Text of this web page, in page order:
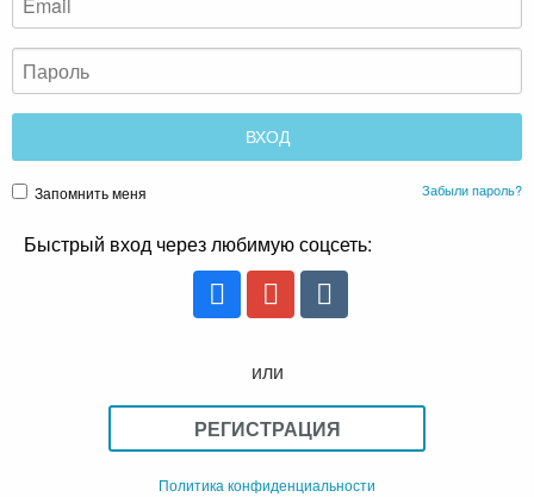
Запомнить меня Забыли пароль?
Быстрый вход через любимую соцсеть:
или
РЕГИСТРАЦИЯ
Политика конфиденциальности